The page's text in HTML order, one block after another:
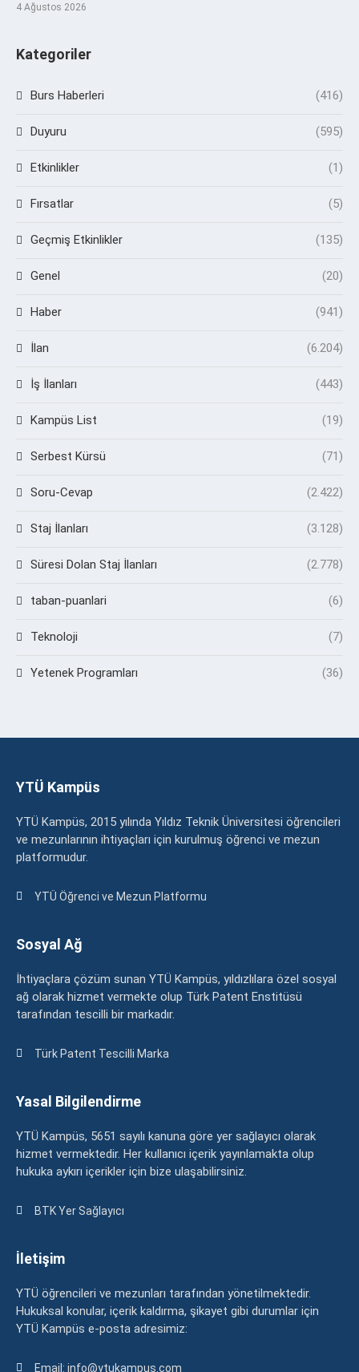
4 Ağustos 2026
Kategoriler
Burs Haberleri (416)
Duyuru (595)
Etkinlikler (1)
Fırsatlar (5)
Geçmiş Etkinlikler (135)
Genel (20)
Haber (941)
İlan (6.204)
İş İlanları (443)
Kampüs List (19)
Serbest Kürsü (71)
Soru-Cevap (2.422)
Staj İlanları (3.128)
Süresi Dolan Staj İlanları (2.778)
taban-puanlari (6)
Teknoloji (7)
Yetenek Programları (36)
YTÜ Kampüs
YTÜ Kampüs, 2015 yılında Yıldız Teknik Üniversitesi öğrencileri
ve mezunlarının ihtiyaçları için kurulmuş öğrenci ve mezun
platformudur.
YTÜ Öğrenci ve Mezun Platformu
Sosyal Ağ
İhtiyaçlara çözüm sunan YTÜ Kampüs, yıldızlılara özel sosyal
ağ olarak hizmet vermekte olup Türk Patent Enstitüsü
tarafından tescilli bir markadır.
Türk Patent Tescilli Marka
Yasal Bilgilendirme
YTÜ Kampüs, 5651 sayılı kanuna göre yer sağlayıcı olarak
hizmet vermektedir. Her kullanıcı içerik yayınlamakta olup
hukuka aykırı içerikler için bize ulaşabilirsiniz.
BTK Yer Sağlayıcı
İletişim
YTÜ öğrencileri ve mezunları tarafından yönetilmektedir.
Hukuksal konular, içerik kaldırma, şikayet gibi durumlar için
YTÜ Kampüs e-posta adresimiz:
Email: info@ytukampus.com